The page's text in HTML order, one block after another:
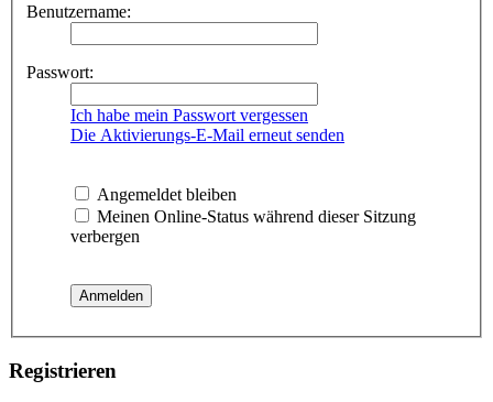
Benutzername:
Passwort:
Ich habe mein Passwort vergessen
Die Aktivierungs-E-Mail erneut senden
Angemeldet bleiben
Meinen Online-Status während dieser Sitzung
verbergen
Registrieren